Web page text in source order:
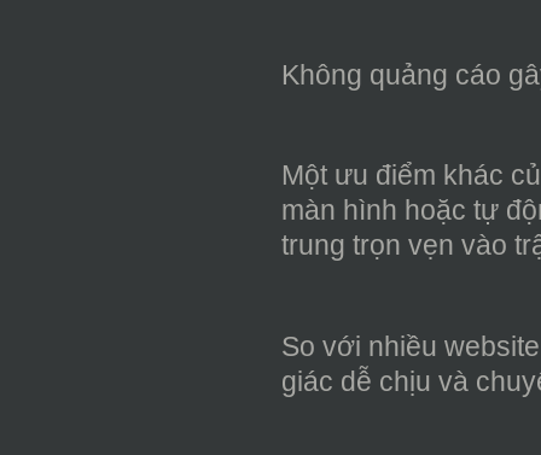
Không quảng cáo
Một ưu điểm khác
màn hình hoặc tự
trung trọn vẹn vào
So với nhiều
giác dễ chịu và